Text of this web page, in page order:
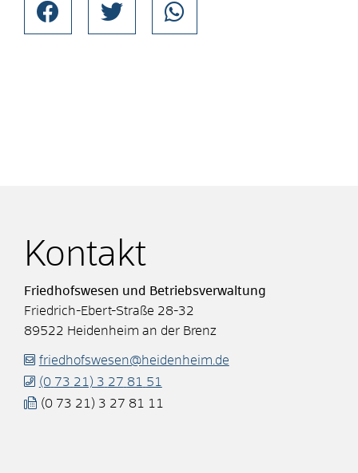
Kontakt
Friedhofswesen und Betriebsverwaltung
Friedrich-Ebert-Straße 28-32
89522 Heidenheim an der Brenz
friedhofswesen@heidenheim.de
(0 73 21) 3 27 81 51
(0 73 21) 3 27 81 11